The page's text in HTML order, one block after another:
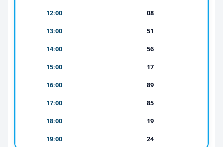
12:00
08
13:00
51
14:00
56
15:00
17
16:00
89
17:00
85
18:00
19
19:00
24